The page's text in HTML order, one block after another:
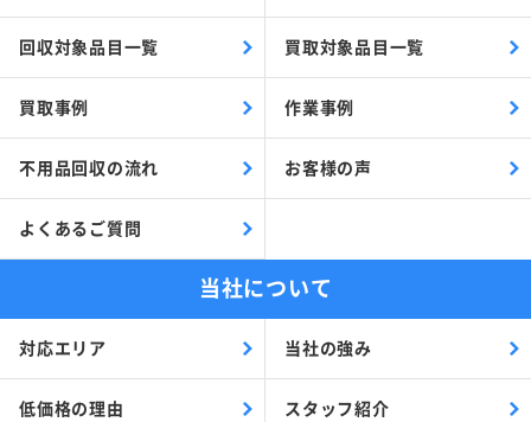
回収対象品目一覧 買取対象品目一覧
買取事例 作業事例
不用品回収の流れ お客様の声
よくあるご質問
当社について
対応エリア 当社の強み
低価格の理由 スタッフ紹介